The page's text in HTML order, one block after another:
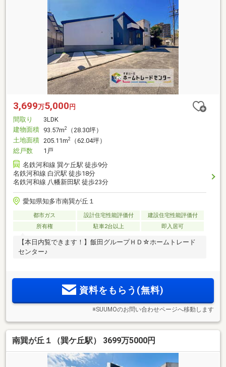
3,699万5,000 円
間取り
3LDK
建物面積 93.57m2
（28.30坪）
土地面積 205.11m2
（62.04坪）
総戸数
1戸
名鉄河和線 巽ケ丘駅 徒歩9分
名鉄河和線 白沢駅 徒歩18分
名鉄河和線 八幡新田駅 徒歩23分
愛知県知多市南巽が丘１
都市ガス 設計住宅性能評価付
建設住宅性能評価付
所有権
駐車2台以上 即入居可
【本日内覧できます！】飯田グループＨＤ☆ホームトレード
センター♪
資料をもらう(無料)
※SUUMOのお問い合わせページへ移動します
南巽が丘１（巽ケ丘駅） 3699万5000円